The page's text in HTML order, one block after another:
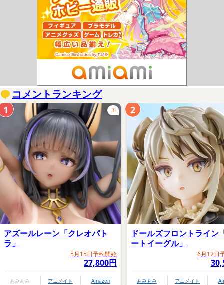
コメントランキング
アズールレーン「クレオパト
ラ」
5月15日予約開始
27,800円
あみあみ アニメイト Amazon
3
1
ドールズフロントライン
ートイーグル」
6月12日
あみあみ アニメイト
2